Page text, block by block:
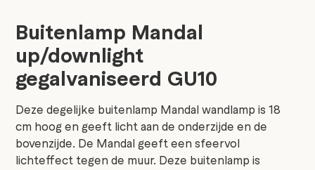
Buitenlamp Mandal
up/downlight
gegalvaniseerd GU10
Deze degelijke buitenlamp Mandal wandlamp is 18
cm hoog en geeft licht aan de onderzijde en de
bovenzijde. De Mandal geeft een sfeervol
lichteffect tegen de muur. Deze buitenlamp is